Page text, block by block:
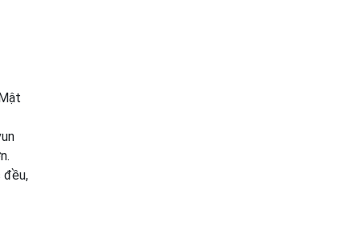
đều,